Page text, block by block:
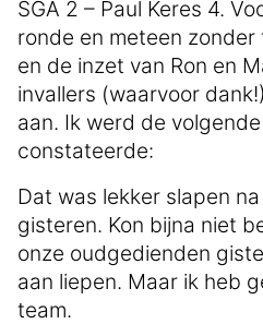
SGA 2 – Paul Keres 4.
ronde en meteen
en de inzet van Ron en
invallers (waarvoor
aan. Ik werd de
constateerde:
Dat was lekker slapen
gisteren. Kon bijna niet
onze oudgedienden
aan liepen. Maar ik heb
team.